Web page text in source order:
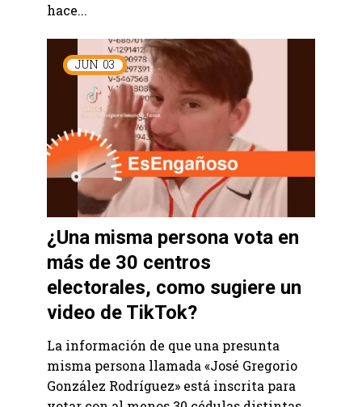
hace...
JUN 03
¿Una misma persona vota en
más de 30 centros
electorales, como sugiere un
video de TikTok?
La información de que una presunta
misma persona llamada «José Gregorio
González Rodríguez» está inscrita para